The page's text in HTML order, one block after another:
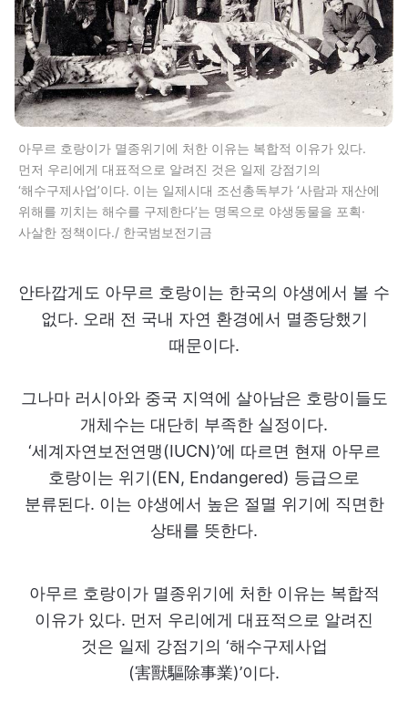
아무르 호랑이가 멸종위기에 처한 이유는 복합적 이유가 있다.
먼저 우리에게 대표적으로 알려진 것은 일제 강점기의
‘해수구제사업’이다. 이는 일제시대 조선총독부가 ‘사람과 재산에
위해를 끼치는 해수를 구제한다’는 명목으로 야생동물을 포획·
사살한 정책이다./ 한국범보전기금
안타깝게도 아무르 호랑이는 한국의 야생에서 볼 수
없다. 오래 전 국내 자연 환경에서 멸종당했기
때문이다.
그나마 러시아와 중국 지역에 살아남은 호랑이들도
개체수는 대단히 부족한 실정이다.
‘세계자연보전연맹(IUCN)’에 따르면 현재 아무르
호랑이는 위기(EN, Endangered) 등급으로
분류된다. 이는 야생에서 높은 절멸 위기에 직면한
상태를 뜻한다.
아무르 호랑이가 멸종위기에 처한 이유는 복합적
이유가 있다. 먼저 우리에게 대표적으로 알려진
것은 일제 강점기의 ‘해수구제사업
(害獸驅除事業)’이다.